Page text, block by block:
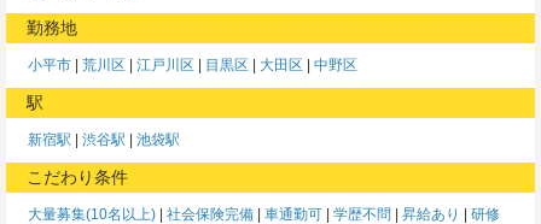
勤務地
小平市 荒川区 江戸川区 目黒区 大田区 中野区
駅
新宿駅 渋谷駅 池袋駅
こだわり条件
大量募集(10名以上) 社会保険完備 車通勤可 学歴不問 昇給あり
研修